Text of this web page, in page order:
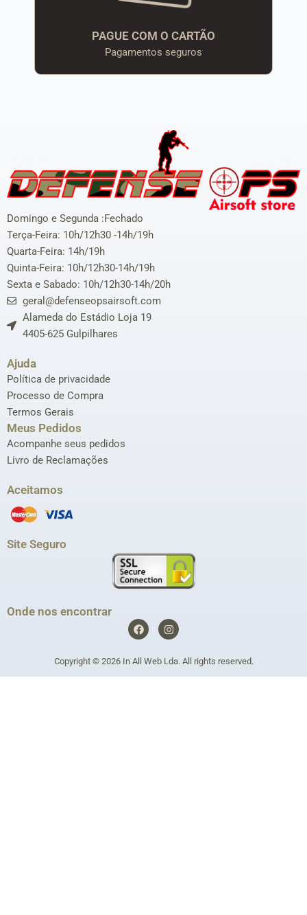
PAGUE COM O CARTÃO
Pagamentos seguros
Domingo e Segunda :Fechado
Terça-Feira: 10h/12h30 -14h/19h
Quarta-Feira: 14h/19h
Quinta-Feira: 10h/12h30-14h/19h
Sexta e Sabado: 10h/12h30-14h/20h
geral@defenseopsairsoft.com
Alameda do Estádio Loja 19
4405-625 Gulpilhares
Ajuda
Política de privacidade
Processo de Compra
Termos Gerais
Meus Pedidos
Acompanhe seus pedidos
Livro de Reclamações
Aceitamos
Site Seguro
Onde nos encontrar
F
a
c
e
b
o
I
n
s
a
g
Copyright © 2026 In All Web Lda. All rights reserved.